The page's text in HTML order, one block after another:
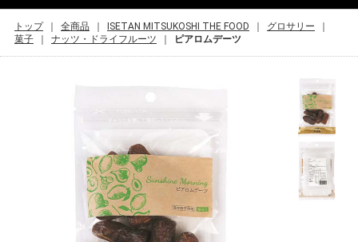
トップ 全商品 ISETAN MITSUKOSHI THE FOOD
グロサリー
菓子
ナッツ・ドライフルーツ ピアロムデーツ